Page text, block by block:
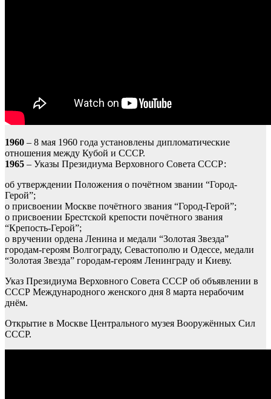
1960 – 8 мая 1960 года установлены дипломатические
отношения между Кубой и СССР.
1965 – Указы Президиума Верховного Совета СССР:
об утверждении Положения о почётном звании “Город-
Герой”;
о присвоении Москве почётного звания “Город-Герой”;
о присвоении Брестской крепости почётного звания
“Крепость-Герой”;
о вручении ордена Ленина и медали “Золотая Звезда”
городам-героям Волгограду, Севастополю и Одессе, медали
“Золотая Звезда” городам-героям Ленинграду и Киеву.
Указ Президиума Верховного Совета СССР об объявлении в
СССР Международного женского дня 8 марта нерабочим
днём.
Открытие в Москве Центрального музея Вооружённых Сил
СССР.